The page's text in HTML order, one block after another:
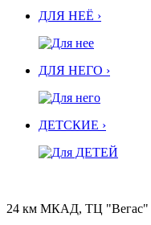
ДЛЯ НЕЁ ›
ДЛЯ НЕГО ›
ДЕТСКИЕ ›
24 км МКАД, ТЦ "Вегас"